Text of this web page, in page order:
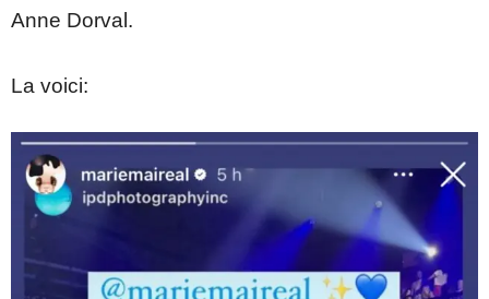
Anne Dorval.
La voici: